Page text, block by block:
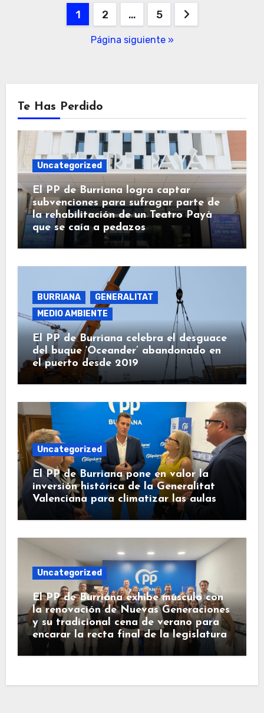
Navegación
1 2 … 5
Página siguiente »
Te Has Perdido
Uncategorized
El PP de Burriana logra captar
subvenciones para sufragar parte de
la rehabilitación de un Teatro Payà
que se caía a pedazos
BURRIANA
GENERALITAT
MEDIO AMBIENTE
El PP de Burriana celebra el desguace
del buque ‘Oceander’ abandonado en
el puerto desde 2019
Uncategorized
El PP de Burriana pone en valor la
inversión histórica de la Generalitat
Valenciana para climatizar las aulas
Uncategorized
El PP de Burriana exhibe músculo con
la renovación de Nuevas Generaciones
y su tradicional cena de verano para
encarar la recta final de la legislatura